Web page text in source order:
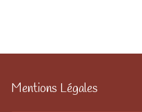
Mentions Légales